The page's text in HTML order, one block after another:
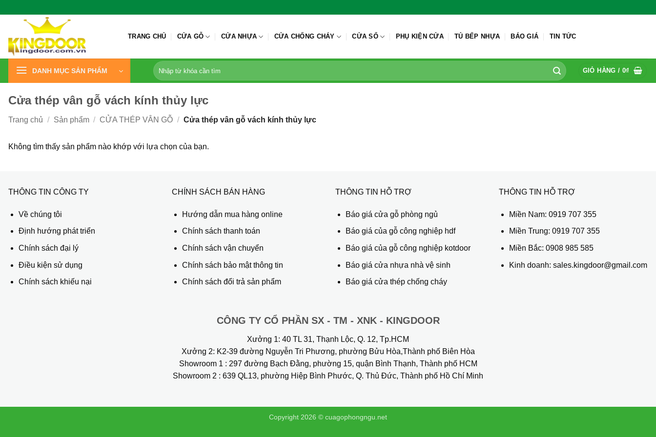
dung
TRANG CHỦ CỬA GỖ CỬA NHỰA CỬA CHỐNG CHÁY CỬA SỔ PHỤ KIỆN CỬA TỦ BẾP NHỰA BÁO GIÁ TIN TỨC
DANH MỤC SẢN PHẨM
Tìm
kiếm:
GIỎ HÀNG / 0₫
Cửa thép vân gỗ vách kính thủy lực
Trang chủ / Sản phẩm / CỬA THÉP VÂN GỖ / Cửa thép vân gỗ vách kính thủy lực
Không tìm thấy sản phẩm nào khớp với lựa chọn của bạn.
THÔNG TIN CÔNG TY
Về chúng tôi
Định hướng phát triển
Chính sách đại lý
Điều kiện sử dụng
Chính sách khiếu nại
CHÍNH SÁCH BÁN HÀNG
Hướng dẫn mua hàng online
Chính sách thanh toán
Chính sách vận chuyển
Chính sách bảo mật thông tin
Chính sách đổi trả sản phẩm
THÔNG TIN HỖ TRỢ
Báo giá cửa gỗ phòng ngủ
Báo giá của gỗ công nghiệp hdf
Báo giá của gỗ công nghiệp kotdoor
Báo giá cửa nhựa nhà vệ sinh
Báo giá cửa thép chống cháy
THÔNG TIN HỖ TRỢ
Miền Nam: 0919 707 355
Miền Trung: 0919 707 355
Miền Bắc: 0908 985 585
Kinh doanh: sales.kingdoor@gmail.com
CÔNG TY CỔ PHẦN SX - TM - XNK - KINGDOOR
Xưởng 1: 40 TL 31, Thạnh Lộc, Q. 12, Tp.HCM
Xưởng 2: K2-39 đường Nguyễn Tri Phương, phường Bửu Hòa,Thành phố Biên Hòa
Showroom 1 : 297 đường Bạch Đằng, phường 15, quận Bình Thạnh, Thành phố HCM
Showroom 2 : 639 QL13, phường Hiệp Bình Phước, Q. Thủ Đức, Thành phố Hồ Chí Minh
Copyright 2026 © cuagophongngu.net